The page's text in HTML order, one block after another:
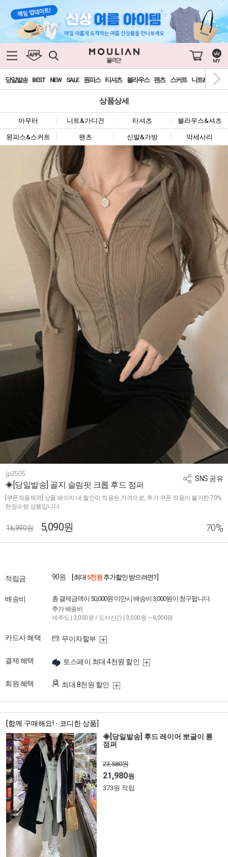
당일발송 BEST NEW SALE 원피스 티셔츠 블라우스 팬츠 스커트 니트&가디건
상품상세
아우터 니트&가디건 티셔츠 블라우스&셔츠
원피스&스커트 팬츠 신발&가방 악세사리
SNS 공유
jp2505
◈[당일발송] 골지 슬림핏 크롭 후드 점퍼
[쿠폰적용제외] 상품 페이지 내 할인이 적용된 가격으로, 추가 쿠폰 적용이 불가한 70%
한정수량 상품입니다.
16,990원 5,090원 70%
적립금 90원 [ 최대 5천원 추가할인 받으려면? ]
배송비 총 결제금액이 50,000원 미만시 배송비 3,000원이 청구됩니다.
추가 배송비
제주도 | 3,000원 / 도서산간 | 3,000원 ~ 8,000원
카드사 혜택 무이자할부
결제 혜택 토스페이 최대 4천원 할인
회원 혜택 최대 8천원 할인
[함께 구매해요! - 코디한 상품]
◈[당일발송] 후드 레이어 뽀글이 롱
점퍼
23,580원
21,980원
373원 적립